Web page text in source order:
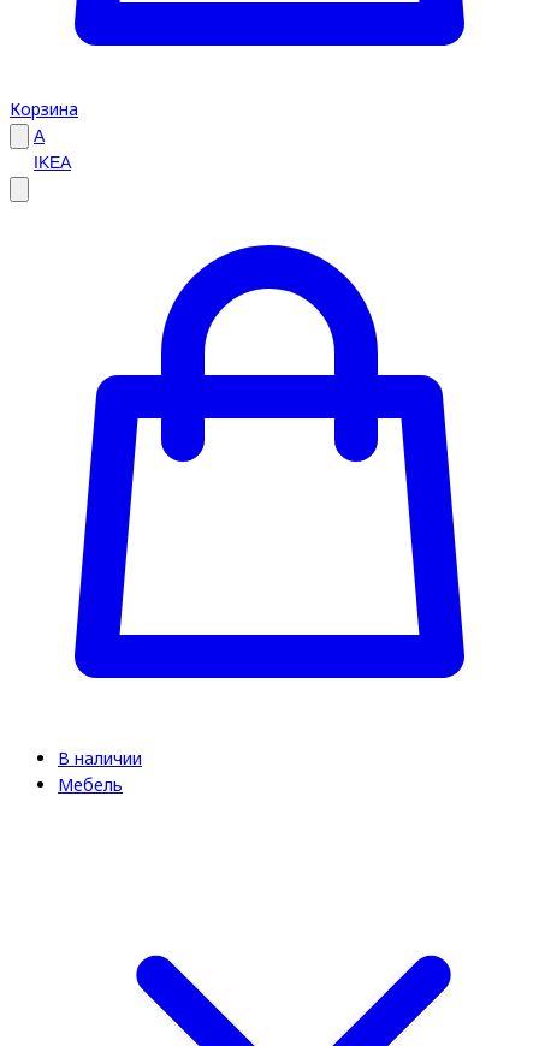
Корзина
A
IKEA
В наличии
Мебель